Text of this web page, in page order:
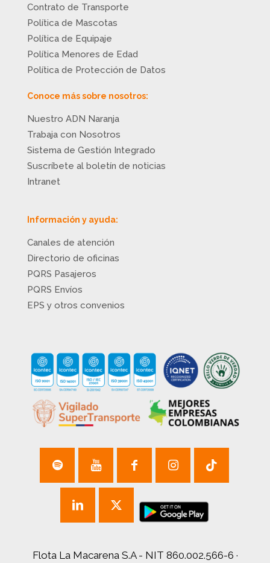
Contrato de Transporte
Política de Mascotas
Política de Equipaje
Política Menores de Edad
Política de Protección de Datos
Conoce más sobre nosotros:
Nuestro ADN Naranja
Trabaja con Nosotros
Sistema de Gestión Integrado
Suscríbete al boletín de noticias
Intranet
Información y ayuda:
Canales de atención
Directorio de oficinas
PQRS Pasajeros
PQRS Envíos
EPS y otros convenios
Flota La Macarena S.A - NIT 860.002.566-6 ·